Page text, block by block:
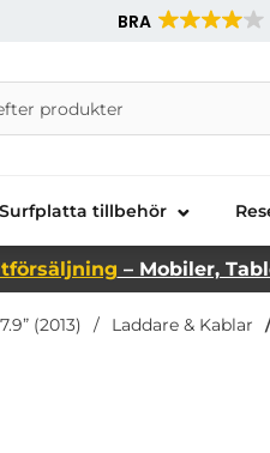
BRA
Telecom AB
Surfplatta tillbehör
– Mobiler,
(2013) Laddare & Kablar